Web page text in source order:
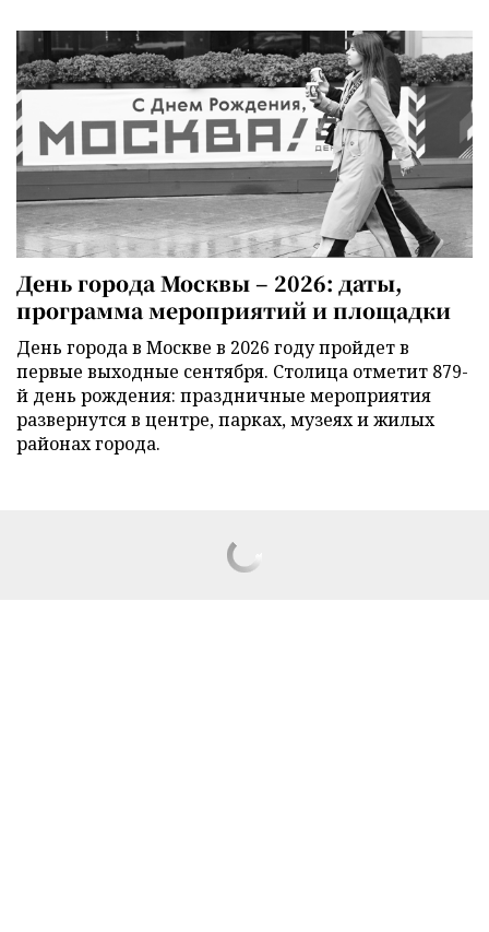
День города Москвы – 2026: даты,
программа мероприятий и площадки
День города в Москве в 2026 году пройдет в
первые выходные сентября. Столица отметит 879-
й день рождения: праздничные мероприятия
развернутся в центре, парках, музеях и жилых
районах города.